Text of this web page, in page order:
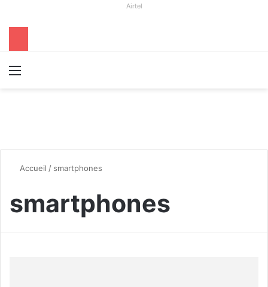
Airtel
Accueil / smartphones
smartphones